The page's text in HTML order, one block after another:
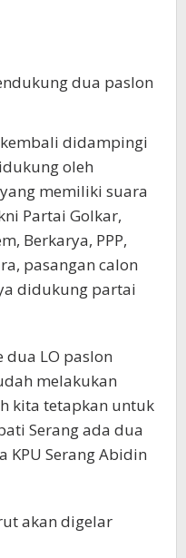
dua paslon
didampingi
oleh
memiliki suara
Partai Golkar,
Berkarya, PPP,
pasangan calon
didukung partai
dua LO paslon
melakukan
kita tetapkan untuk
Serang ada dua
KPU Serang Abidin
akan digelar